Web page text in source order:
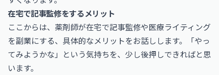
在宅で記事監修をするメリット
ここからは、薬剤師が在宅で記事監修や医療ライティング
を副業にする、具体的なメリットをお話しします。「やっ
てみようかな」という気持ちを、少し後押しできればと思
います。